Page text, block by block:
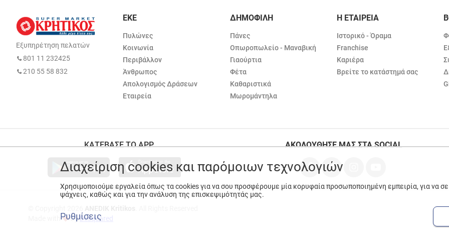
Εξυπηρέτηση πελατών
801 11 232425
210 55 58 832
ΕΚΕ
Πυλώνες
Κοινωνία
Περιβάλλον
Άνθρωπος
Απολογισμός Δράσεων
Εταιρεία
ΔΗΜΟΦΙΛΗ
Πάνες
Οπωροπωλείο - Μαναβική
Γιαούρτια
Φέτα
Καθαριστικά
Μωρομάντηλα
Η ΕΤΑΙΡΕΙΑ
Ιστορικό - Όραμα
Franchise
Καριέρα
Βρείτε το κατάστημά σας
ΚΑΤΕΒΑΣΕ ΤΟ APP ΑΚΟΛΟΥΘΗΣΕ ΜΑΣ ΣΤΑ SOCIAL
Made with
byDesquared
Διαχείριση cookies και παρόμοιων τεχνολογιών
Χρησιμοποιούμε εργαλεία όπως τα cookies για να σου προσφέρουμε μία κορυφαία προσωποποιημένη εμπειρία, για να
ψάχνεις, καθώς και για την ανάλυση της επισκεψιμότητάς μας.
Ρυθμίσεις